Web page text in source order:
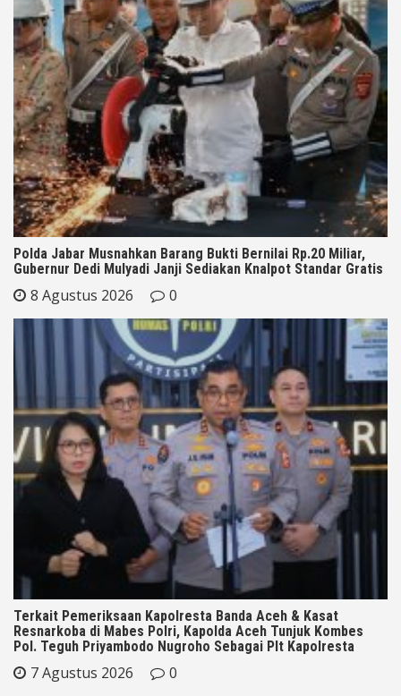
Polda Jabar Musnahkan Barang Bukti Bernilai Rp.20 Miliar,
Gubernur Dedi Mulyadi Janji Sediakan Knalpot Standar Gratis
8 Agustus 2026 0
Terkait Pemeriksaan Kapolresta Banda Aceh & Kasat
Resnarkoba di Mabes Polri, Kapolda Aceh Tunjuk Kombes
Pol. Teguh Priyambodo Nugroho Sebagai Plt Kapolresta
7 Agustus 2026 0